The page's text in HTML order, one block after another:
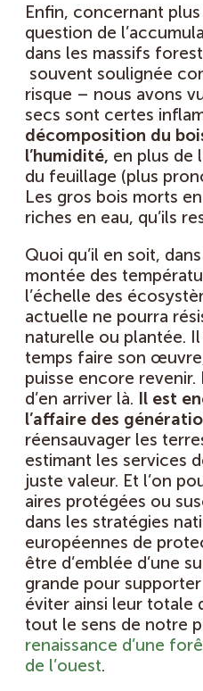
Enfin, concernant
question de
dans les massifs
souvent soulignée
risque – nous avons
secs sont certes
décomposition du
l’humidité, en plus de
du feuillage (plus
Les gros bois morts
riches en eau, qu’ils
Quoi qu’il en soit,
montée des
l’échelle des
actuelle ne pourra
naturelle ou plantée.
temps faire son
puisse encore
d’en arriver là. Il est
l’affaire des
réensauvager les
estimant les services
juste valeur. Et l’on
aires protégées ou
dans les stratégies
européennes de
être d’emblée d’une
grande pour
éviter ainsi leur totale
tout le sens de notre
renaissance d’une
de l’ouest.